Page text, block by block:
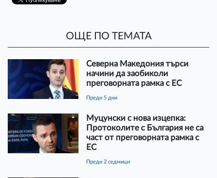
ОЩЕ ПО ТЕМАТА
Северна Македония търси
начини да заобиколи
преговорната рамка с ЕС
преди 5 дни
Муцунски с нова изцепка:
Протоколите с България не са
част от преговорната рамка с
ЕС
преди 2 седмици